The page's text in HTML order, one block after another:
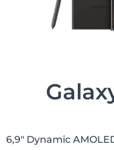
6,9″ Dynamic